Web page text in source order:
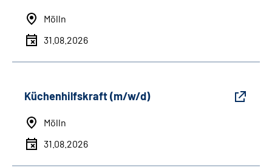
Mölln
31.08.2026
Küchenhilfskraft (m/w/d)
Mölln
31.08.2026